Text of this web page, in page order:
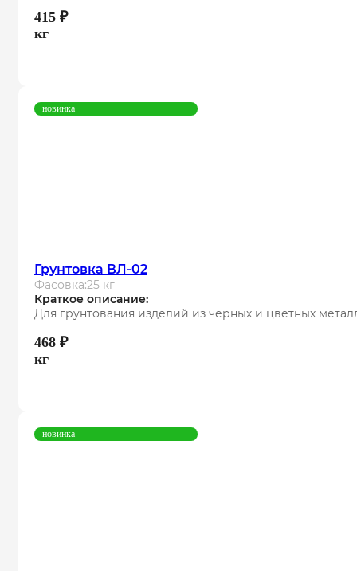
415 ₽
кг
новинка
Грунтовка ВЛ-02
Фасовка:25 кг
Краткое описание:
Для грунтования изделий из черных и цветных
468 ₽
кг
новинка